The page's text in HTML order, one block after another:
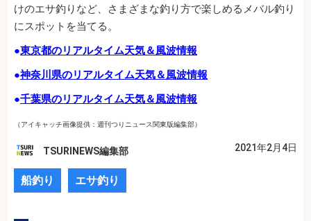
けのエサ釣りなど、さまざまな釣り方で楽しめるメバル釣り
にスポットを当てる。
●東京都のリアルタイム天気＆風波情報
●神奈川県のリアルタイム天気＆風波情報
●千葉県のリアルタイム天気＆風波情報
（アイキャッチ画像提供：週刊つりニュース関東版編集部）
TSURINEWS編集部 2021年2月4日
船釣り エサ釣り